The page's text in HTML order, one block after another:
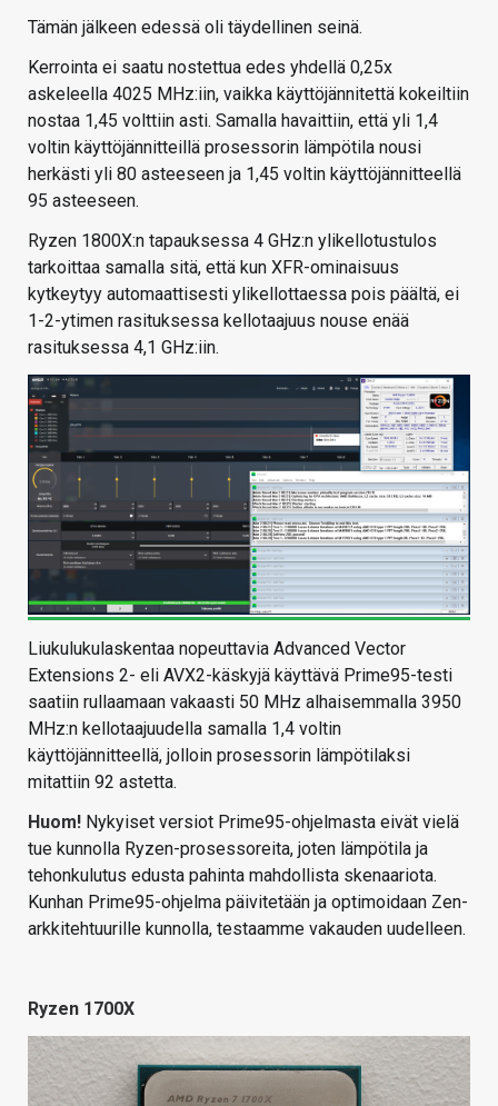
Tämän jälkeen edessä oli täydellinen seinä.
Kerrointa ei saatu nostettua edes yhdellä 0,25x
askeleella 4025 MHz:iin, vaikka käyttöjännitettä kokeiltiin
nostaa 1,45 volttiin asti. Samalla havaittiin, että yli 1,4
voltin käyttöjännitteillä prosessorin lämpötila nousi
herkästi yli 80 asteeseen ja 1,45 voltin käyttöjännitteellä
95 asteeseen.
Ryzen 1800X:n tapauksessa 4 GHz:n ylikellotustulos
tarkoittaa samalla sitä, että kun XFR-ominaisuus
kytkeytyy automaattisesti ylikellottaessa pois päältä, ei
1-2-ytimen rasituksessa kellotaajuus nouse enää
rasituksessa 4,1 GHz:iin.
Liukulukulaskentaa nopeuttavia Advanced Vector
Extensions 2- eli AVX2-käskyjä käyttävä Prime95-testi
saatiin rullaamaan vakaasti 50 MHz alhaisemmalla 3950
MHz:n kellotaajuudella samalla 1,4 voltin
käyttöjännitteellä, jolloin prosessorin lämpötilaksi
mitattiin 92 astetta.
Huom! Nykyiset versiot Prime95-ohjelmasta eivät vielä
tue kunnolla Ryzen-prosessoreita, joten lämpötila ja
tehonkulutus edusta pahinta mahdollista skenaariota.
Kunhan Prime95-ohjelma päivitetään ja optimoidaan Zen-
arkkitehtuurille kunnolla, testaamme vakauden uudelleen.
Ryzen 1700X